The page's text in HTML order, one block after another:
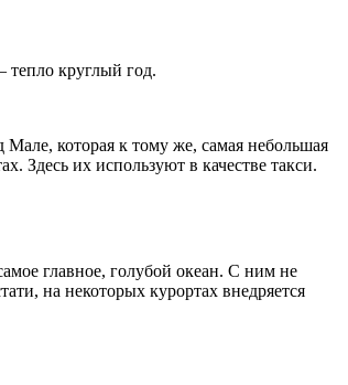
тепло круглый год.
которая к тому же, самая небольшая
Здесь их используют в качестве такси.
главное, голубой океан. С ним не
на некоторых курортах внедряется